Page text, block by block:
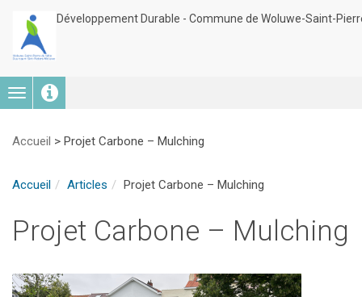
Développement Durable - Commune de Woluwe-Saint-
Toggle
navigation
Accueil > Projet Carbone – Mulching
Accueil Articles Projet Carbone – Mulching
Projet Carbone – Mulching